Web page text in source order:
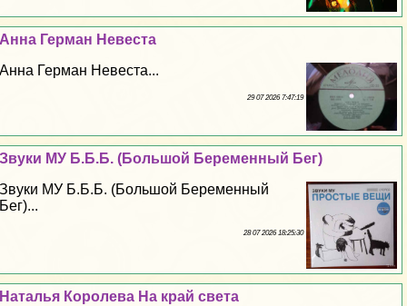
Анна Герман Невеста
Анна Герман Невеста...
29 07 2026 7:47:19
Звуки МУ Б.Б.Б. (Большой Беременный Бег)
Звуки МУ Б.Б.Б. (Большой Беременный
Бег)...
28 07 2026 18:25:30
Наталья Королева На край света